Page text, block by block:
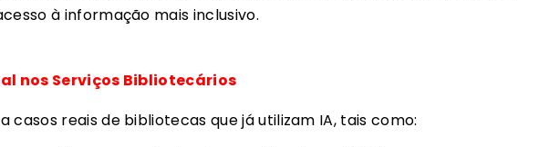
à informação mais inclusivo.
nos Serviços Bibliotecários
casos reais de bibliotecas que já utilizam IA, tais como: